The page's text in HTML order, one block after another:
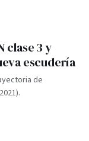
clase 3 y
escudería
de